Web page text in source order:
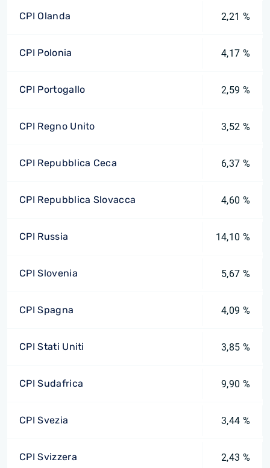
CPI Olanda 2,21 %
CPI Polonia 4,17 %
CPI Portogallo 2,59 %
CPI Regno Unito 3,52 %
CPI Repubblica Ceca 6,37 %
CPI Repubblica Slovacca 4,60 %
CPI Russia 14,10 %
CPI Slovenia 5,67 %
CPI Spagna 4,09 %
CPI Stati Uniti 3,85 %
CPI Sudafrica 9,90 %
CPI Svezia 3,44 %
CPI Svizzera 2,43 %